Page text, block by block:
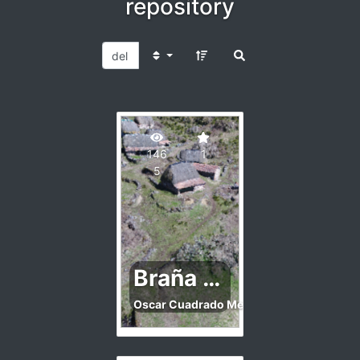
repository
Braña La Pornacal
Oscar Cuadrado Mendez
146
5
1